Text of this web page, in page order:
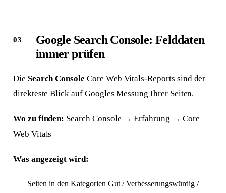
Google Search Console: Felddaten
immer prüfen
Die Search Console Core Web Vitals-Reports sind der
direkteste Blick auf Googles Messung Ihrer Seiten.
Wo zu finden: Search Console → Erfahrung → Core
Web Vitals
Was angezeigt wird:
Seiten in den Kategorien Gut / Verbesserungswürdig /